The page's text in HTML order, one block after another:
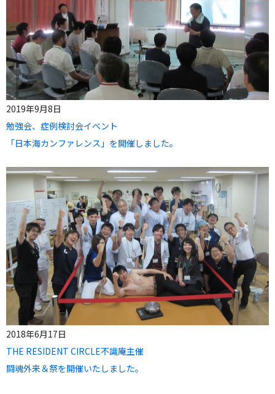
2019年9月8日
勉強会、症例検討会イベント
「日本海カンファレンス」を開催しました。
2018年6月17日
THE RESIDENT CIRCLE不識庵主催
闘魂外来＆祭を開催いたしました。